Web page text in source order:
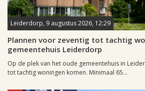
Leiderdorp, 9 augustus 2026, 12:29
Plannen voor zeventig tot tachtig
gemeentehuis Leiderdorp
Op de plek van het oude gemeentehuis in
tot tachtig woningen komen. Minimaal 65...